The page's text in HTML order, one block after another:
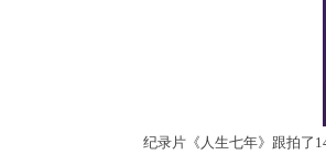
纪录片《人生七年》跟拍了